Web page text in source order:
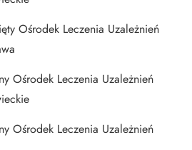
Ośrodek Leczenia Uzależnień
Ośrodek Leczenia Uzależnień
Ośrodek Leczenia Uzależnień